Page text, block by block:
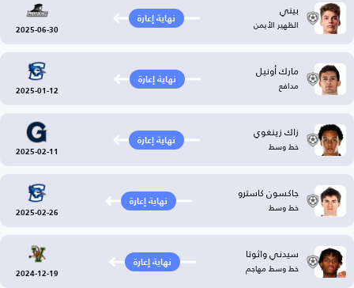
بيني
الظهير الأيمن نهاية إعارة
2025-06-30
مارك أونيل
مدافع نهاية إعارة
2025-01-12
زاك زينغوي
خط وسط نهاية إعارة
2025-02-11
جاكسون كاسترو
خط وسط نهاية إعارة
2025-02-26
سيدني واثوتا
خط وسط مهاجم نهاية إعارة
2024-12-19